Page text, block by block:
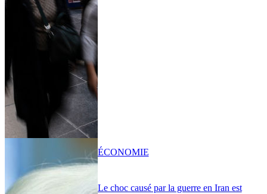
Le choc causé par la guerre en Iran est
ÉCONOMIE